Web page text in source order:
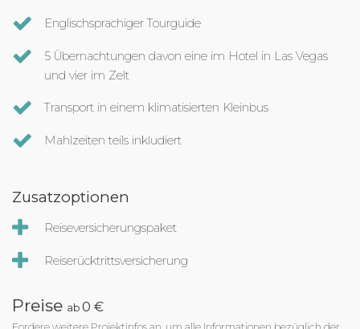
Englischsprachiger Tourguide
5 Übernachtungen davon eine im Hotel in Las Vegas
und vier im Zelt
Transport in einem klimatisierten Kleinbus
Mahlzeiten teils inkludiert
Zusatzoptionen
Reiseversicherungspaket
Reiserücktrittsversicherung
Preise ab0 €